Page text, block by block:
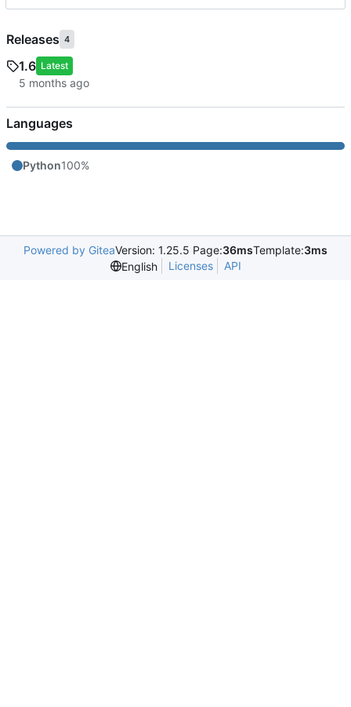
Releases 4
1.6 Latest
Languages
Python100%
Powered by GiteaVersion: 1.25.5 Page:36msTemplate:3ms
English
Licenses API